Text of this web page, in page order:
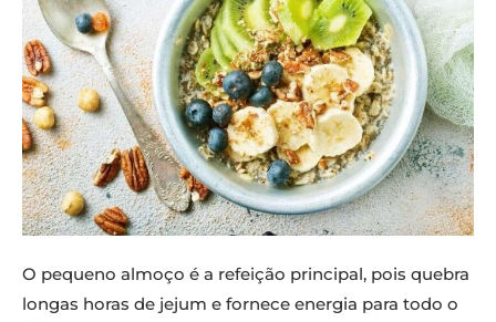
O pequeno almoço é a refeição principal, pois quebra
longas horas de jejum e fornece energia para todo o